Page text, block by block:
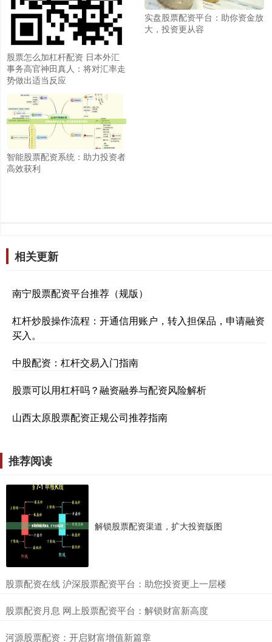
股票怎么加杠杆配资 日本外汇
事务高官神田真人：将对汇率走
势做出适当反应
实盘股票配资平台：助你资金放
大，投资更从容
智能股票配资系统：助力投资者
高效获利
相关更新
南宁股票配资平台推荐（规版）
杠杆炒股操作流程：开通信用账户，转入担保品，申请融资
买入。
中股配资：杠杆交易入门指南
股票可以用杠杆吗？融资融券与配资风险解析
山西太原股票配资正规公司推荐指南
推荐阅读
解锁股票配资渠道，扩大投资版图
​股票配资在线 沪深股票配资平台：助您投资更上一层楼
​股票配资月息 网上股票配资平台：解锁财富新高度
​河源股票配资：开启财富增值新篇章